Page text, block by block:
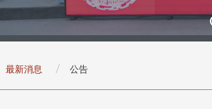
最新消息 公告